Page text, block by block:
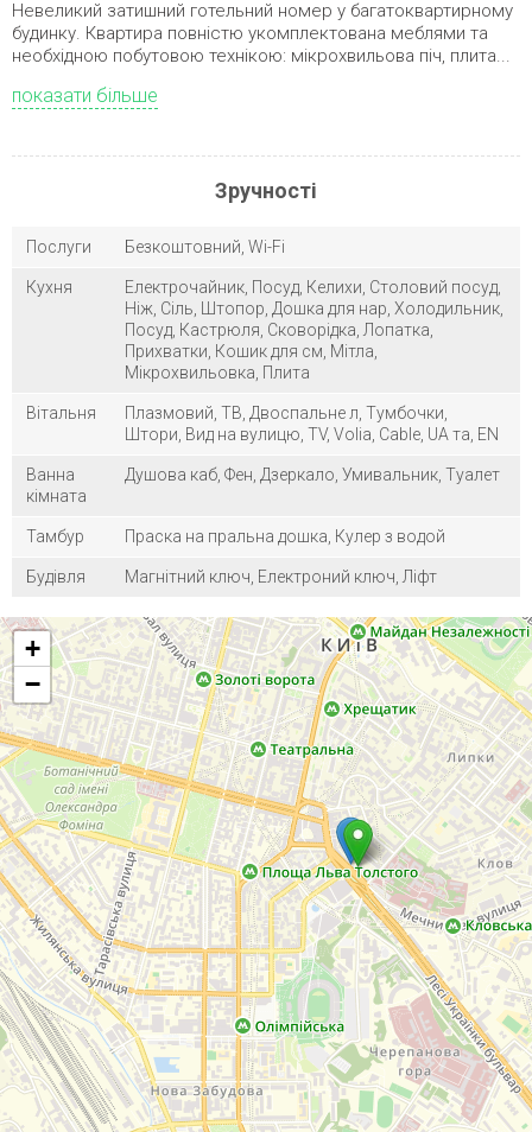
Невеликий затишний готельний номер у багатоквартирному
будинку. Квартира повністю укомплектована меблями та
необхідною побутовою технікою: мікрохвильова піч, плита...
показати більше
Зручності
Послуги Безкоштовний, Wi-Fi
Кухня
Електрочайник, Посуд, Келихи, Столовий посуд,
Ніж, Сіль, Штопор, Дошка для нар, Холодильник,
Посуд, Кастрюля, Сковорідка, Лопатка,
Прихватки, Кошик для см, Мітла,
Мікрохвильовка, Плита
Вітальня
Плазмовий, ТВ, Двоспальне л, Тумбочки,
Штори, Вид на вулицю, TV, Volia, Cable, UA та, EN
Ванна
кімната
Душова каб, Фен, Дзеркало, Умивальник, Туалет
Тамбур Праска на пральна дошка, Кулер з водой
Будівля Магнітний ключ, Електроний ключ, Ліфт
+
−